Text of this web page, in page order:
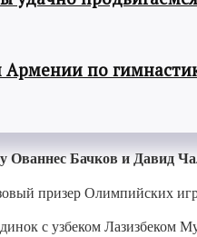
по
Ованнес Бачков и Давид
призер Олимпийских
с узбеком Лазизбеком